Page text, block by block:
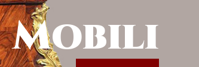
Mobili